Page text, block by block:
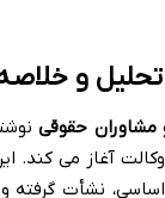
و
مشاوران حقوقی
وکالت آغاز می
نشأت